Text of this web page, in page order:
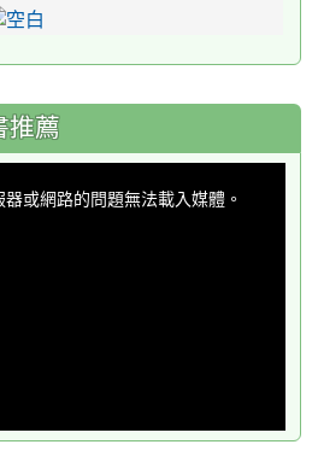
推薦
或網路的問題無法載入媒體。